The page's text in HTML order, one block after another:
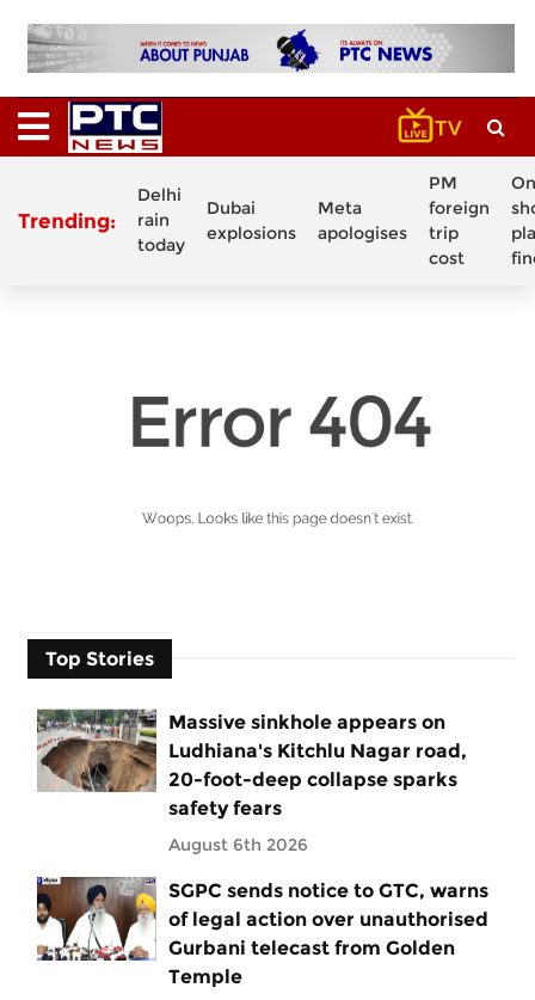
Trending:
Delhi
rain
today
Dubai
explosions
Meta
apologises
PM
foreign
trip
cost
Top Stories
Massive sinkhole appears on
Ludhiana's Kitchlu Nagar road,
20-foot-deep collapse sparks
safety fears
August 6th 2026
SGPC sends notice to GTC, warns
of legal action over unauthorised
Gurbani telecast from Golden
Temple